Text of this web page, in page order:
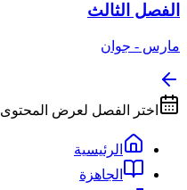
الفصل الثالث
مارس - جوان
اختر الفصل لعرض المحتوى
الرئيسية
الجاهزة